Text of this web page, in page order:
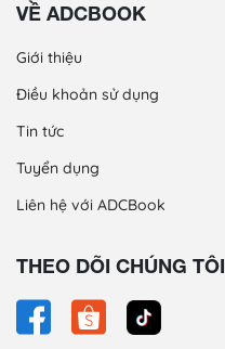
VỀ ADCBOOK
Giới thiệu
Điều khoản sử dụng
Tin tức
Tuyển dụng
Liên hệ với ADCBook
THEO DÕI CHÚNG TÔI